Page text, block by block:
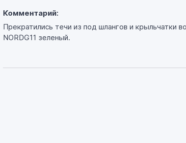
Комментарий:
Прекратились течи из под шлангов и крыльчатки
NORDG11 зеленый.